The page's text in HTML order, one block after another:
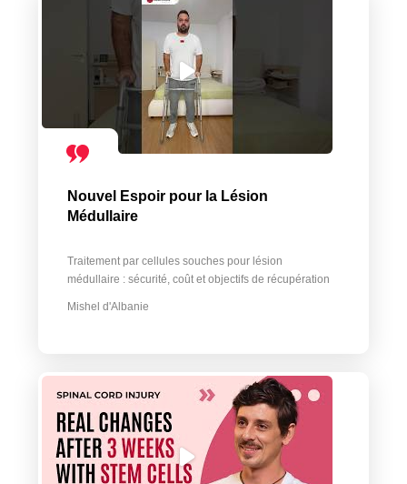
Nouvel Espoir pour la Lésion
Médullaire
Traitement par cellules souches pour lésion
médullaire : sécurité, coût et objectifs de récupération
Mishel d'Albanie